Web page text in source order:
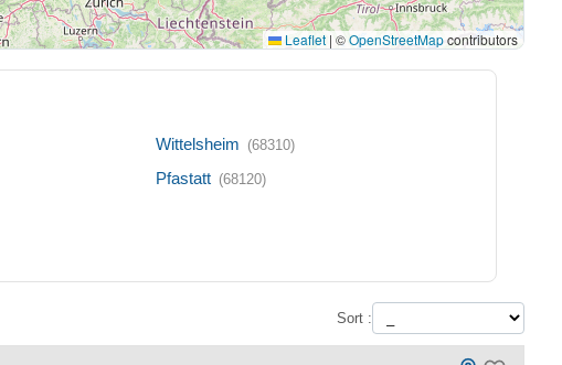
Leaflet | ©OpenStreetMapcontributors
Wittelsheim (68310)
Pfastatt (68120)
Sort :